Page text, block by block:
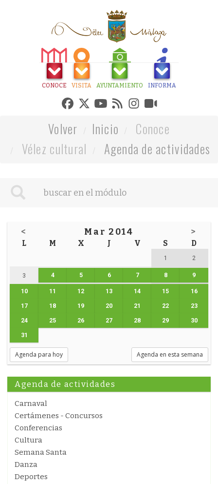
CONOCE VISITA AYUNTAMIENTO INFORMA
Volver Inicio
Conoce
Vélez cultural
Agenda de actividades
< Mar 2014 >
L M X J V S D
1 2
3 4 5 6 7 8 9
10 11 12 13 14 15 16
17 18 19 20 21 22 23
24 25 26 27 28 29 30
31
Agenda para hoy Agenda en esta semana
Agenda de actividades
Carnaval
Certámenes - Concursos
Conferencias
Cultura
Semana Santa
Danza
Deportes